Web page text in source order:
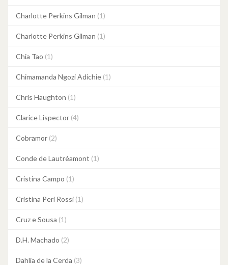
Charlotte Perkins Gilman (1)
Charlotte Perkins Gilman (1)
Chia Tao (1)
Chimamanda Ngozi Adichie (1)
Chris Haughton (1)
Clarice Lispector (4)
Cobramor (2)
Conde de Lautréamont (1)
Cristina Campo (1)
Cristina Peri Rossi (1)
Cruz e Sousa (1)
D.H. Machado (2)
Dahlia de la Cerda (3)